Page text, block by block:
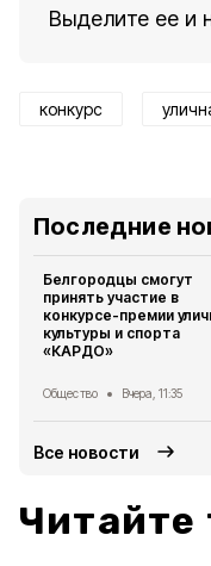
Выделите ее и
конкурс
Последние
Белгородцы смогут
принять участие в
конкурсе-премии
культуры и спорта
«КАРДО»
Общество Вчера, 11:35
Все новости
Читайте